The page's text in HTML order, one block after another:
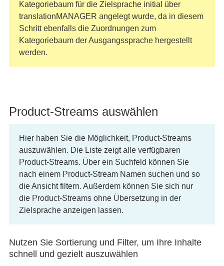
Kategoriebaum für die Zielsprache initial über
translationMANAGER angelegt wurde, da in diesem
Schritt ebenfalls die Zuordnungen zum
Kategoriebaum der Ausgangssprache hergestellt
werden.
Product-Streams auswählen
Hier haben Sie die Möglichkeit, Product-Streams
auszuwählen. Die Liste zeigt alle verfügbaren
Product-Streams. Über ein Suchfeld können Sie
nach einem Product-Stream Namen suchen und so
die Ansicht filtern. Außerdem können Sie sich nur
die Product-Streams ohne Übersetzung in der
Zielsprache anzeigen lassen.
Nutzen Sie Sortierung und Filter, um Ihre Inhalte
schnell und gezielt auszuwählen